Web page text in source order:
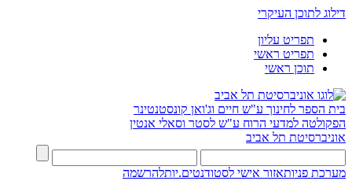
דילוג לתוכן העיקרי
תפריט עליון
תפריט ראשי
תוכן ראשי
בית הספר לחינוך ע"ש חיים וג'ואן קונסטנטינר
הפקולטה למדעי הרוח ע"ש לסטר וסאלי אנטין
אוניברסיטת תל אביב
מערכת פניותאזור אישי לסטודנטים.יותלהרשמה